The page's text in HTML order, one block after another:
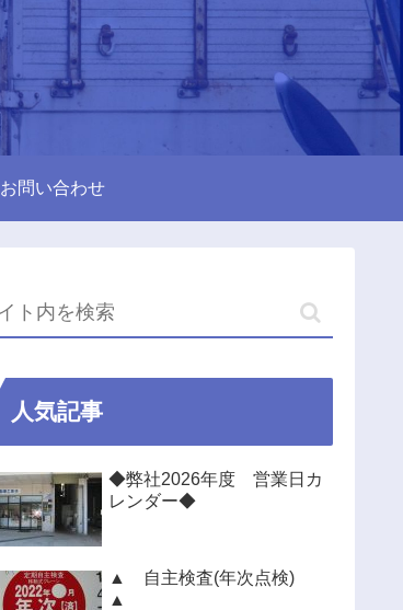
お問い合わせ
人気記事
◆弊社2026年度 営業日カ
レンダー◆
▲ 自主検査(年次点検)
▲